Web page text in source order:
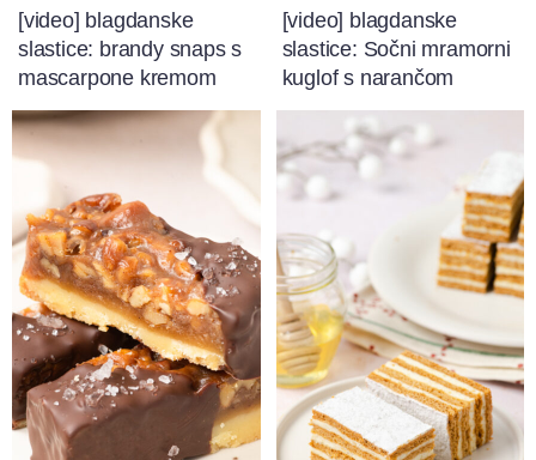
[video] blagdanske
slastice: brandy snaps s
mascarpone kremom
[video] blagdanske
slastice: Sočni mramorni
kuglof s narančom